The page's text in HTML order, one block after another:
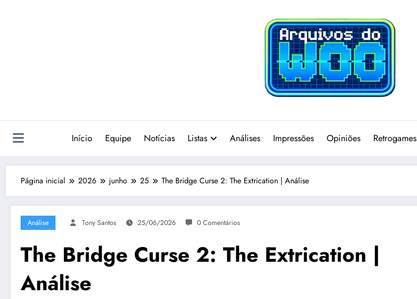
Início Equipe Notícias Listas Análises Impressões Opiniões Retrogames
Página inicial 2026 junho 25 The Bridge Curse 2: The Extrication | Análise
Análise Tony Santos 25/06/2026 0 Comentários
The Bridge Curse 2: The Extrication |
Análise